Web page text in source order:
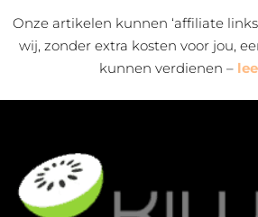
Onze artikelen kunnen ‘affiliate
wij, zonder extra kosten voor jou,
kunnen verdienen –